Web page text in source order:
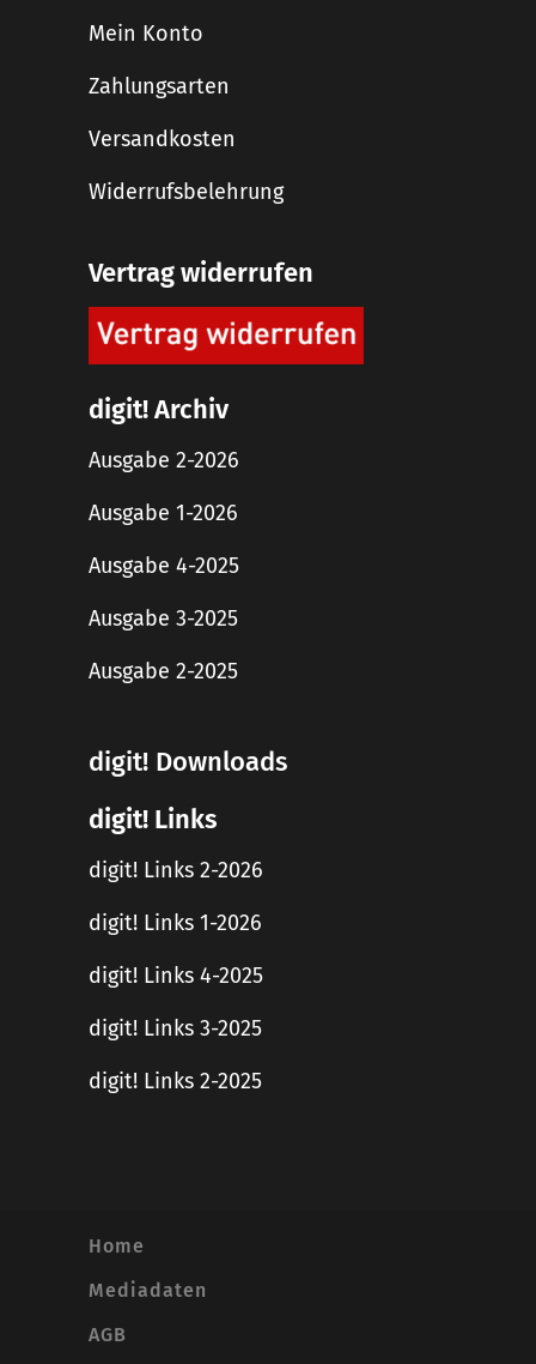
Mein Konto
Zahlungsarten
Versandkosten
Widerrufsbelehrung
Vertrag widerrufen
digit! Archiv
Ausgabe 2-2026
Ausgabe 1-2026
Ausgabe 4-2025
Ausgabe 3-2025
Ausgabe 2-2025
digit! Downloads
digit! Links
digit! Links 2-2026
digit! Links 1-2026
digit! Links 4-2025
digit! Links 3-2025
digit! Links 2-2025
Home
Mediadaten
AGB